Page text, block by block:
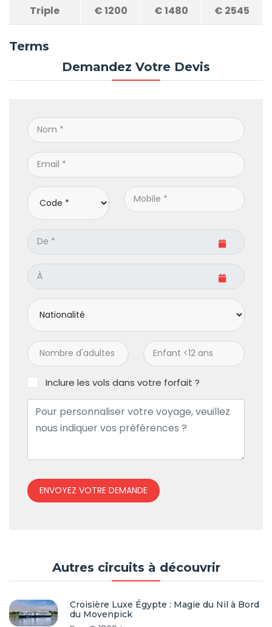
Triple
€1200 €1480 € 2545
Terms
Demandez Votre Devis
Inclure les vols dans votre forfait ?
ENVOYEZ VOTRE DEMANDE
Autres circuits à découvrir
Croisière Luxe Égypte : Magie du Nil à Bord
du Movenpick